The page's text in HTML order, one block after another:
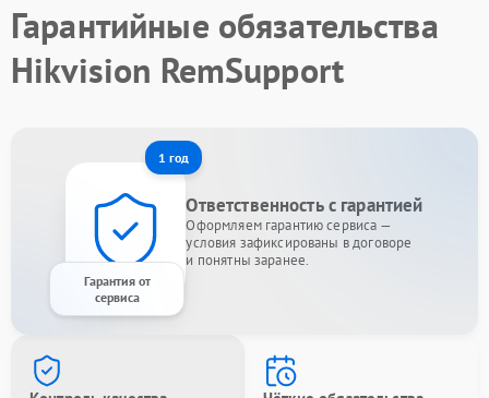
Гарантийные обязательства
Hikvision RemSupport
1 год
Гарантия от
сервиса
Ответственность с гарантией
Оформляем гарантию сервиса —
условия зафиксированы в договоре
и понятны заранее.